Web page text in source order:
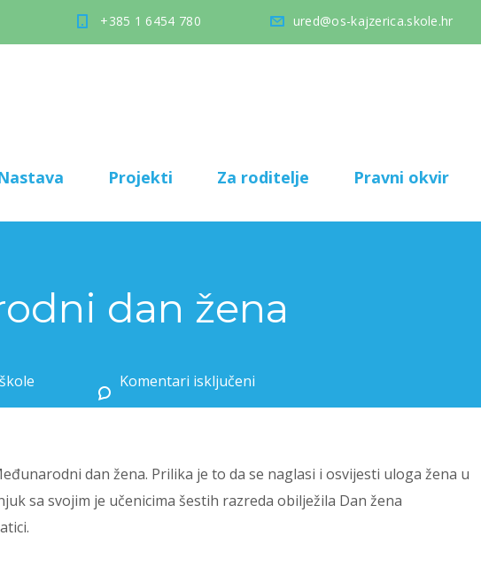
+385 1 6454 780 ured@os-kajzerica.skole.hr
Projekti Za roditelje Pravni okvir
dan žena
Komentari isključeni
dan žena. Prilika je to da se naglasi i osvijesti uloga žena u
sa svojim je učenicima šestih razreda obilježila Dan žena